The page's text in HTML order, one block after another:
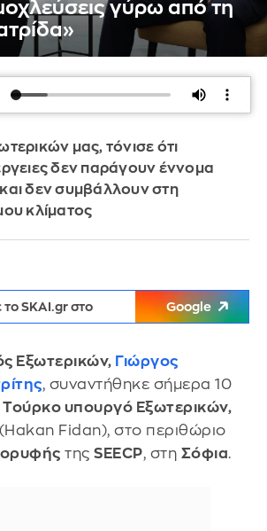
γύρω από τη
μας, τόνισε ότι
δεν παράγουν έννομα
δεν συμβάλλουν στη
κλίματος
το SKAI.gr στο Google
Εξωτερικών, Γιώργος
, συναντήθηκε σήμερα 10
Τούρκο υπουργό Εξωτερικών,
(Hakan Fidan), στο περιθώριο
της SEECP, στη Σόφια.